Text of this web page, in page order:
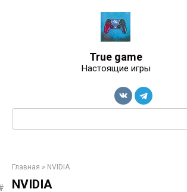
True game
Настоящие игры
Поиск:
Главная » NVIDIA
NVIDIA